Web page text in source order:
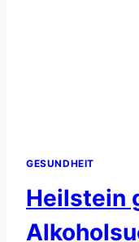
GESUNDHEIT
Heilstein